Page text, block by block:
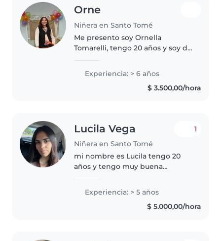
Orne
Niñera en Santo Tomé
Me presento soy Ornella
Tomarelli, tengo 20 años y soy de
niños (hermanos,primos,
conocidos), también trabajé de
Experiencia: > 6 años
$ 3.500,00/hora
Lucila Vega
Niñera en Santo Tomé
1
mi nombre es Lucila tengo 20
años y tengo muy buena
adapto muy rápido a ellos, tengo
diferencias horarias para la
disponibilidad. tuve varias
Experiencia: > 5 años
$ 5.000,00/hora